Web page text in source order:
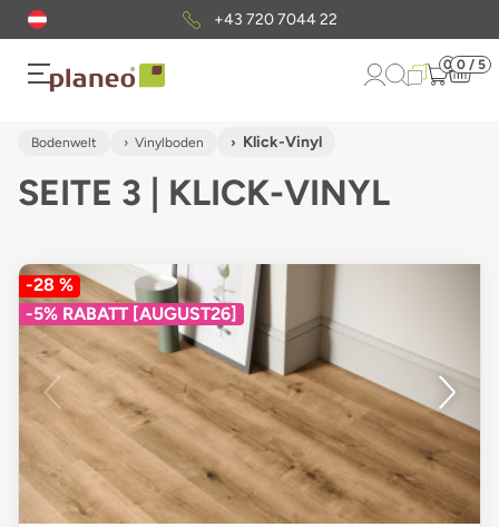
KostenloserMusterversand
0 0 / 5
Bodenwelt Vinylboden Klick-Vinyl
SEITE 3 | KLICK-VINYL
-28 %
-5% RABATT [AUGUST26]